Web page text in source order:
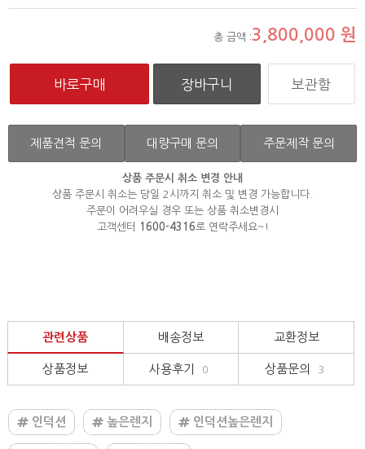
총 금액 :3,800,000 원
보관함
제품견적 문의 대량구매 문의 주문제작 문의
상품 주문시 취소 변경 안내
상품 주문시 취소는 당일 2시까지 취소 및 변경 가능합니다.
주문이 어려우실 경우 또는 상품 취소변경시
고객센터
1600-4316로 연락주세요~!
관련상품 배송정보 교환정보
상품정보 사용후기 0 상품문의 3
인덕션 높은렌지 인덕션높은렌지